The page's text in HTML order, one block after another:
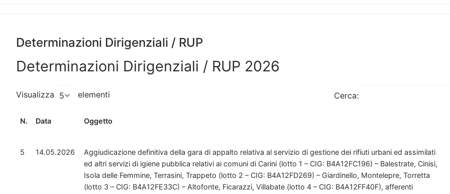
Determinazioni Dirigenziali / RUP
Determinazioni Dirigenziali / RUP 2026
Visualizza elementi Cerca:
N. Data Oggetto
5 14.05.2026
Aggiudicazione definitiva della gara di appalto relativa al servizio di gestione dei rifiuti urbani ed assimilati
ed altri servizi di igiene pubblica relativi ai comuni di Carini (lotto 1 – CIG: B4A12FC196) – Balestrate, Cinisi,
Isola delle Femmine, Terrasini, Trappeto (lotto 2 – CIG: B4A12FD269) – Giardinello, Montelepre, Torretta
(lotto 3 – CIG: B4A12FE33C) – Altofonte, Ficarazzi, Villabate (lotto 4 – CIG: B4A12FF40F), afferenti